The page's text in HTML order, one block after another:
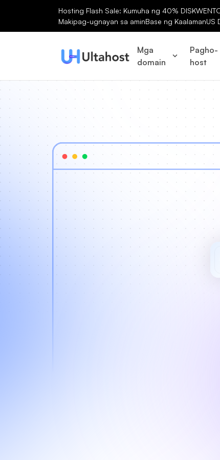
Hosting Flash Sale: Kumuha ng 40%
Makipag-ugnayan sa aminBase ng KaalamanUS
Mga
domain
Pagho-
host